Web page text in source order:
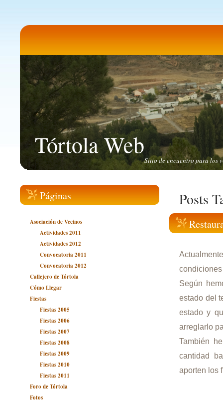
Tórtola Web
Sitio de encuentro para los
Posts
Según
estado del
estado y
arreglarlo
También
cantidad
aporten los
Páginas
Asociación de Vecinos
Actividades 2011
Actividades 2012
Convocatoria 2011
Convocatoria 2012
Callejero de Tórtola
Cómo Llegar
Fiestas
Fiestas 2005
Fiestas 2006
Fiestas 2007
Fiestas 2008
Fiestas 2009
Fiestas 2010
Fiestas 2011
Foro de Tórtola
Fotos